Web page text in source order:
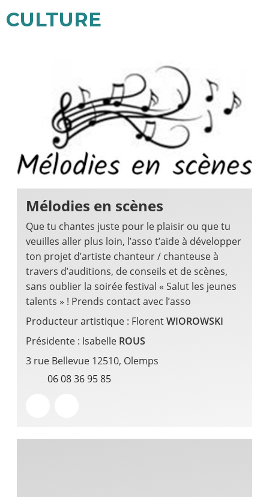
CULTURE
Mélodies en scènes
Que tu chantes juste pour le plaisir ou que tu
veuilles aller plus loin, l’asso t’aide à développer
ton projet d’artiste chanteur / chanteuse à
travers d’auditions, de conseils et de scènes,
sans oublier la soirée festival « Salut les jeunes
talents » ! Prends contact avec l’asso
Producteur artistique : FlorentWIOROWSKI
Présidente : Isabelle ROUS
3 rue Bellevue 12510, Olemps
06 08 36 95 85